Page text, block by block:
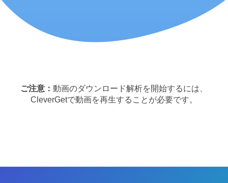
ご注意： 動画のダウンロード解析を開始するには、
CleverGetで動画を再生することが必要です。